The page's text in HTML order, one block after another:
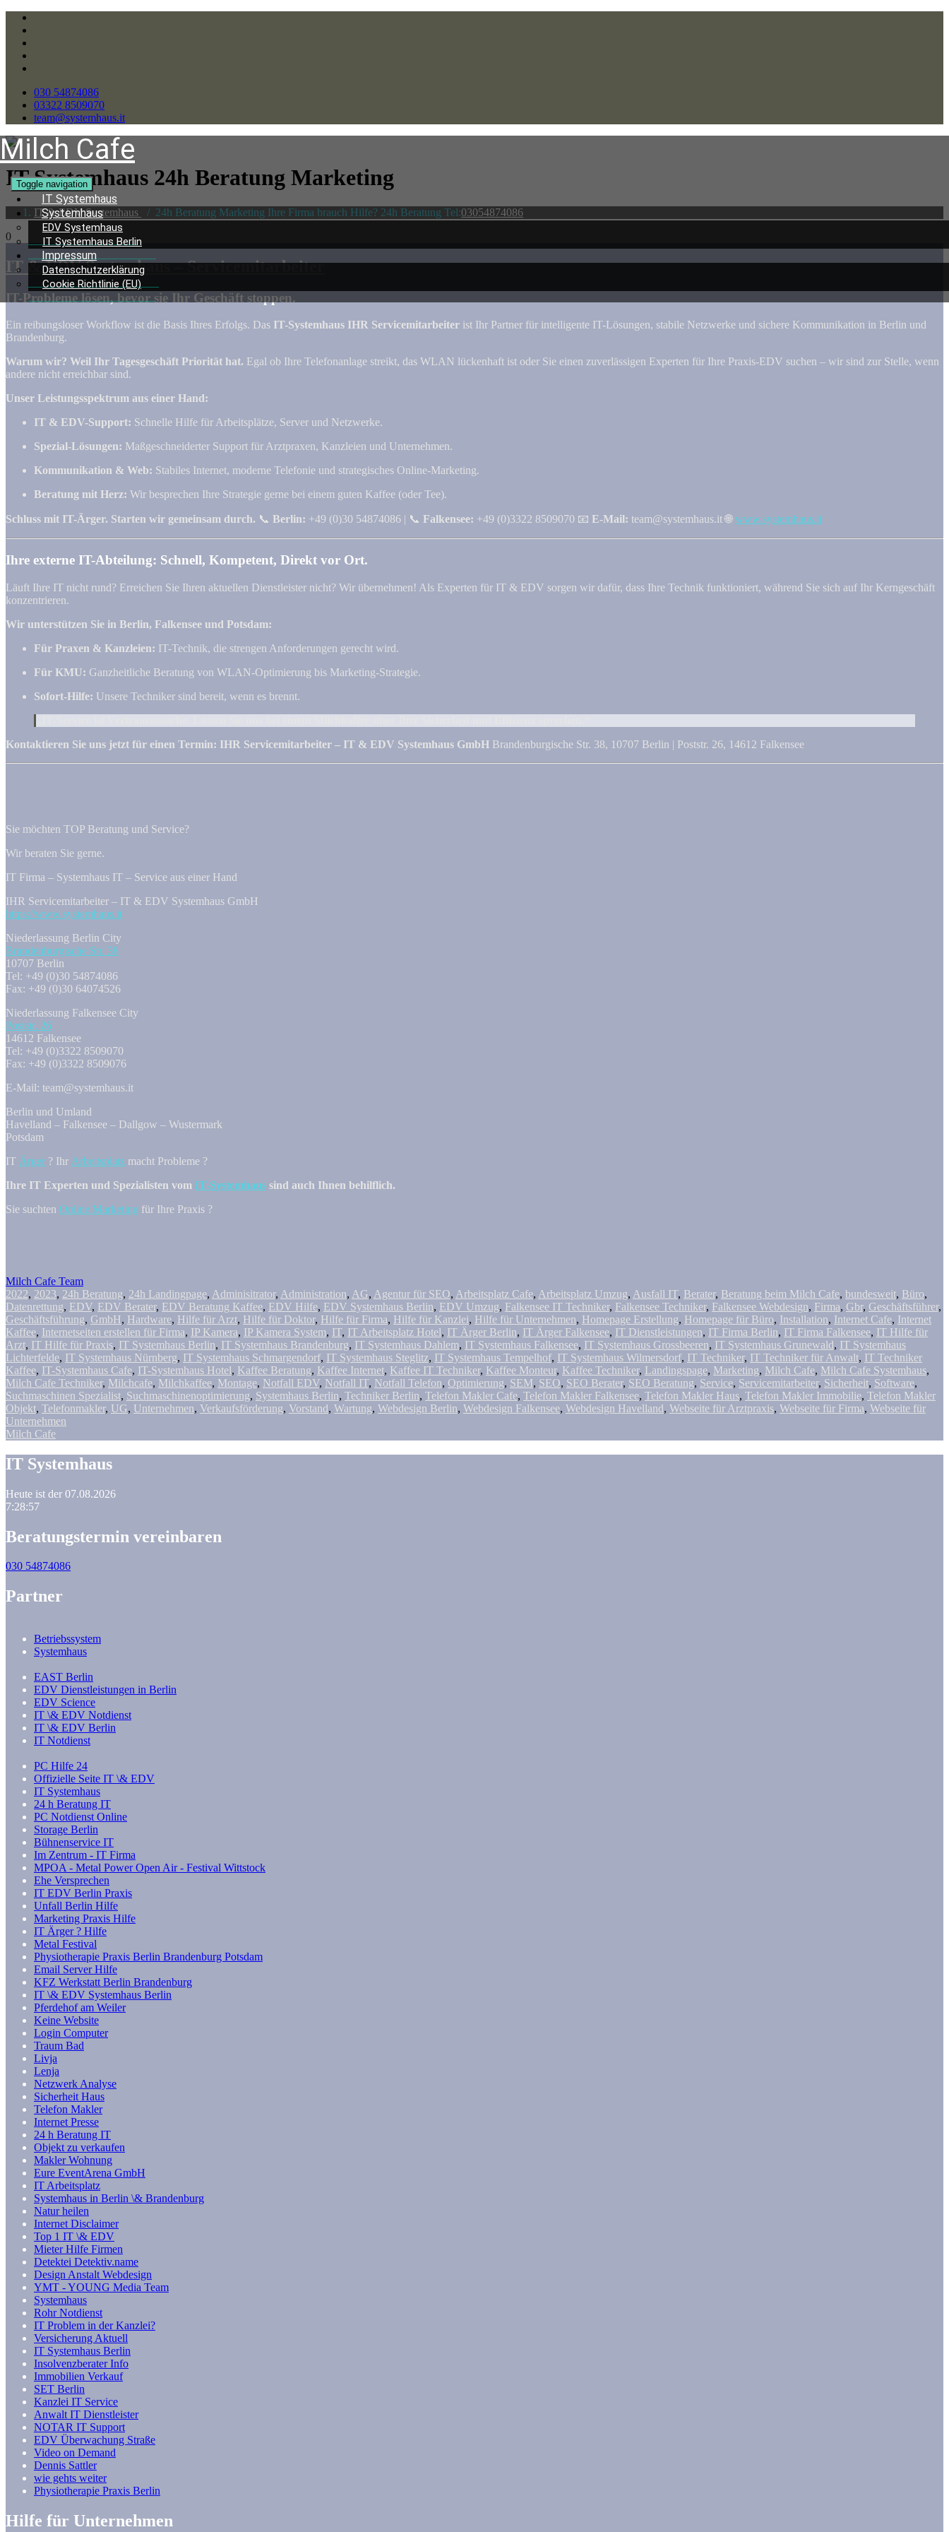
030 54874086
03322 8509070
team@systemhaus.it
Milch Cafe
Toggle navigation
IT Systemhaus
Systemhaus
EDV Systemhaus
IT Systemhaus Berlin
Impressum
Datenschutzerklärung
Cookie Richtlinie (EU)
IT Systemhaus 24h Beratung Marketing
IT & EDV Systemhaus / 24h Beratung Marketing Ihre Firma brauch Hilfe? 24h Beratung Tel:03054874086
0
IT & EDV Systemhaus – Servicemitarbeiter
IT-Probleme lösen, bevor sie Ihr Geschäft stoppen.
Ein reibungsloser Workflow ist die Basis Ihres Erfolgs. Das IT-Systemhaus IHR Servicemitarbeiter ist Ihr Partner für intelligente IT-Lösungen, stabile Netzwerke und sichere Kommunikation in Berlin und
Brandenburg.
Warum wir? Weil Ihr Tagesgeschäft Priorität hat. Egal ob Ihre Telefonanlage streikt, das WLAN lückenhaft ist oder Sie einen zuverlässigen Experten für Ihre Praxis-EDV suchen – wir sind zur Stelle, wenn
andere nicht erreichbar sind.
Unser Leistungsspektrum aus einer Hand:
IT & EDV-Support: Schnelle Hilfe für Arbeitsplätze, Server und Netzwerke.
Spezial-Lösungen: Maßgeschneiderter Support für Arztpraxen, Kanzleien und Unternehmen.
Kommunikation & Web: Stabiles Internet, moderne Telefonie und strategisches Online-Marketing.
Beratung mit Herz: Wir besprechen Ihre Strategie gerne bei einem guten Kaffee (oder Tee).
Schluss mit IT-Ärger. Starten wir gemeinsam durch. 📞 Berlin: +49 (0)30 54874086 | 📞 Falkensee: +49 (0)3322 8509070 📧 E-Mail: team@systemhaus.it 🌐www.systemhaus.it
Ihre externe IT-Abteilung: Schnell, Kompetent, Direkt vor Ort.
Läuft Ihre IT nicht rund? Erreichen Sie Ihren aktuellen Dienstleister nicht? Wir übernehmen! Als Experten für IT & EDV sorgen wir dafür, dass Ihre Technik funktioniert, während Sie sich auf Ihr Kerngeschäft
konzentrieren.
Wir unterstützen Sie in Berlin, Falkensee und Potsdam:
Für Praxen & Kanzleien: IT-Technik, die strengen Anforderungen gerecht wird.
Für KMU: Ganzheitliche Beratung von WLAN-Optimierung bis Marketing-Strategie.
Sofort-Hilfe: Unsere Techniker sind bereit, wenn es brennt.
Kontaktieren Sie uns jetzt für einen Termin: IHR Servicemitarbeiter – IT & EDV Systemhaus GmbH Brandenburgische Str. 38, 10707 Berlin | Poststr. 26, 14612 Falkensee
Sie möchten TOP Beratung und Service?
Wir beraten Sie gerne.
IT Firma – Systemhaus IT – Service aus einer Hand
IHR Servicemitarbeiter – IT & EDV Systemhaus GmbH
https://www.systemhaus.it
Niederlassung Berlin City
Brandenburgische Str. 38
10707 Berlin
Tel: +49 (0)30 54874086
Fax: +49 (0)30 64074526
Niederlassung Falkensee City
Poststr. 26
14612 Falkensee
Tel: +49 (0)3322 8509070
Fax: +49 (0)3322 8509076
E-Mail: team@systemhaus.it
Berlin und Umland
Havelland – Falkensee – Dallgow – Wustermark
Potsdam
IT Ärger ? Ihr Arbeitsplatz macht Probleme ?
Ihre IT Experten und Spezialisten vom IT-Systemhaus sind auch Ihnen behilflich.
Sie suchten Online Marketing für Ihre Praxis ?
Milch Cafe Team
2022, 2023, 24h Beratung, 24h Landingpage, Adminisitrator, Administration, AG, Agentur für SEO, Arbeitsplatz Cafe, Arbeitsplatz Umzug, Ausfall IT, Berater, Beratung beim Milch Cafe, bundesweit, Büro,
Datenrettung, EDV, EDV Berater, EDV Beratung Kaffee, EDV Hilfe, EDV Systemhaus Berlin, EDV Umzug, Falkensee IT Techniker, Falkensee Techniker, Falkensee Webdesign, Firma, Gbr, Geschäftsführer,
Geschäftsführung, GmbH, Hardware, Hilfe für Arzt, Hilfe für Doktor, Hilfe für Firma, Hilfe für Kanzlei, Hilfe für Unternehmen, Homepage Erstellung, Homepage für Büro, Installation, Internet Cafe, Internet
Kaffee, Internetseiten erstellen für Firma, IP Kamera, IP Kamera System, IT, IT Arbeitsplatz Hotel, IT Ärger Berlin, IT Ärger Falkensee, IT Dienstleistungen, IT Firma Berlin, IT Firma Falkensee, IT Hilfe für
Arzt, IT Hilfe für Praxis, IT Systemhaus Berlin, IT Systemhaus Brandenburg, IT Systemhaus Dahlem, IT Systemhaus Falkensee, IT Systemhaus Grossbeeren, IT Systemhaus Grunewald, IT Systemhaus
Lichterfelde, IT Systemhaus Nürnberg, IT Systemhaus Schmargendorf, IT Systemhaus Steglitz, IT Systemhaus Tempelhof, IT Systemhaus Wilmersdorf, IT Techniker, IT Techniker für Anwalt, IT Techniker
Kaffee, IT-Systemhaus Cafe, IT-Systemhaus Hotel, Kaffee Beratung, Kaffee Internet, Kaffee IT Techniker, Kaffee Monteur, Kaffee Techniker, Landingspage, Marketing, Milch Cafe, Milch Cafe Systemhaus,
Milch Cafe Techniker, Milchcafe, Milchkaffee, Montage, Notfall EDV, Notfall IT, Notfall Telefon, Optimierung, SEM, SEO, SEO Berater, SEO Beratung, Service, Servicemitarbeiter, Sicherheit, Software,
Suchmaschinen Spezialist, Suchmaschinenoptimierung, Systemhaus Berlin, Techniker Berlin, Telefon Makler Cafe, Telefon Makler Falkensee, Telefon Makler Haus, Telefon Makler Immobilie, Telefon Makler
Objekt, Telefonmakler, UG, Unternehmen, Verkaufsförderung, Vorstand, Wartung, Webdesign Berlin, Webdesign Falkensee, Webdesign Havelland, Webseite für Arztpraxis, Webseite für Firma, Webseite für
Unternehmen
Milch Cafe
IT Systemhaus
Heute ist der 07.08.2026
7:28:57
Beratungstermin vereinbaren
030 54874086
Partner
Betriebssystem
Systemhaus
EAST Berlin
EDV Dienstleistungen in Berlin
EDV Science
IT \& EDV Notdienst
IT \& EDV Berlin
IT Notdienst
PC Hilfe 24
Offizielle Seite IT \& EDV
IT Systemhaus
24 h Beratung IT
PC Notdienst Online
Storage Berlin
Bühnenservice IT
Im Zentrum - IT Firma
MPOA - Metal Power Open Air - Festival Wittstock
Ehe Versprechen
IT EDV Berlin Praxis
Unfall Berlin Hilfe
Marketing Praxis Hilfe
IT Ärger ? Hilfe
Metal Festival
Physiotherapie Praxis Berlin Brandenburg Potsdam
Email Server Hilfe
KFZ Werkstatt Berlin Brandenburg
IT \& EDV Systemhaus Berlin
Pferdehof am Weiler
Keine Website
Login Computer
Traum Bad
Livja
Lenja
Netzwerk Analyse
Sicherheit Haus
Telefon Makler
Internet Presse
24 h Beratung IT
Objekt zu verkaufen
Makler Wohnung
Eure EventArena GmbH
IT Arbeitsplatz
Systemhaus in Berlin \& Brandenburg
Natur heilen
Internet Disclaimer
Top 1 IT \& EDV
Mieter Hilfe Firmen
Detektei Detektiv.name
Design Anstalt Webdesign
YMT - YOUNG Media Team
Systemhaus
Rohr Notdienst
IT Problem in der Kanzlei?
Versicherung Aktuell
IT Systemhaus Berlin
Insolvenzberater Info
Immobilien Verkauf
SET Berlin
Kanzlei IT Service
Anwalt IT Dienstleister
NOTAR IT Support
EDV Überwachung Straße
Video on Demand
Dennis Sattler
wie gehts weiter
Physiotherapie Praxis Berlin
Hilfe für Unternehmen